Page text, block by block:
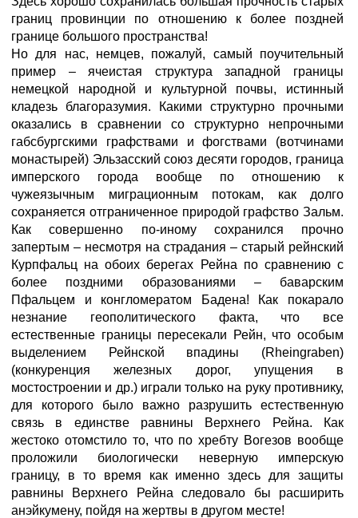
границ провинции по отношению к более поздней
границе большого пространства!
Но для нас, немцев, пожалуй, самый поучительный
пример – ячеистая структура западной границы
немецкой народной и культурной почвы, истинный
кладезь благоразумия. Какими структурно прочными
оказались в сравнении со структурно непрочными
габсбургскими графствами и фогствами (вотчинами
монастырей) Эльзасский союз десяти городов, граница
имперского города вообще по отношению к
чужеязычным миграционным потокам, как долго
сохраняется отграниченное природой графство Зальм.
Как совершенно по-иному сохранился прочно
запертым – несмотря на страдания – старый рейнский
Курпфальц на обоих берегах Рейна по сравнению с
более поздними образованиями – баварским
Пфальцем и конгломератом Бадена! Как покарало
незнание геополитического факта, что все
естественные границы пересекали Рейн, что особым
выделением Рейнской впадины (Rheingraben)
(конкуренция железных дорог, упущения в
мостостроении и др.) играли только на руку противнику,
для которого было важно разрушить естественную
связь в единстве равнины Верхнего Рейна. Как
жестоко отомстило то, что по хребту Вогезов вообще
проложили биологически неверную имперскую
границу, в то время как именно здесь для защиты
равнины Верхнего Рейна следовало бы расширить
анэйкумену, пойдя на жертвы в другом месте!